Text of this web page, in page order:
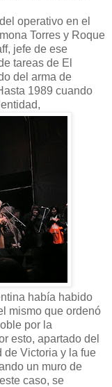
operativo en el
Torres y Roque
jefe de ese
tareas de El
del arma de
1989 cuando
había habido
mismo que ordenó
por la
esto, apartado del
de Victoria y la fue
un muro de
caso, se